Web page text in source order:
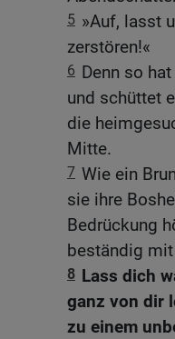
5 »Auf, lasst
zerstören!«
6 Denn so
und schüttet
die
Mitte.
7 Wie ein
sie ihre
Bedrückung
beständig mit
8 Lass dich
ganz von dir
zu einem